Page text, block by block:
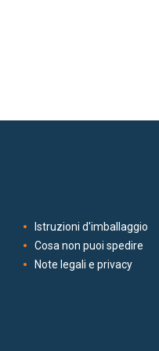
Istruzioni d'imballaggio
Cosa non puoi spedire
Note legali e privacy